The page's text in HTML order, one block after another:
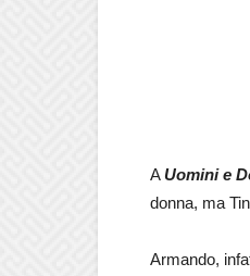
AUomini e
donna, ma
Armando,